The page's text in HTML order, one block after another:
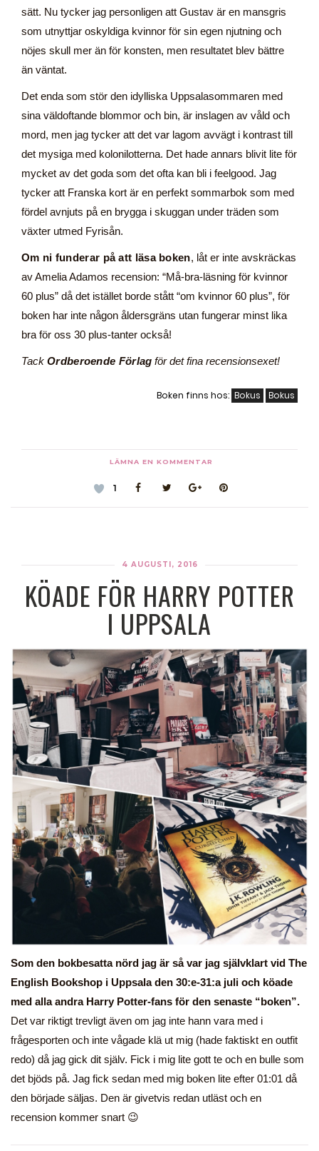
sätt. Nu tycker jag personligen att Gustav är en mansgris
som utnyttjar oskyldiga kvinnor för sin egen njutning och
nöjes skull mer än för konsten, men resultatet blev bättre
än väntat.
Det enda som stör den idylliska Uppsalasommaren med
sina väldoftande blommor och bin, är inslagen av våld och
mord, men jag tycker att det var lagom avvägt i kontrast till
det mysiga med kolonilotterna. Det hade annars blivit lite för
mycket av det goda som det ofta kan bli i feelgood. Jag
tycker att Franska kort är en perfekt sommarbok som med
fördel avnjuts på en brygga i skuggan under träden som
växter utmed Fyrisån.
Om ni funderar på att läsa boken, låt er inte avskräckas
av Amelia Adamos recension: “Må-bra-läsning för kvinnor
60 plus” då det istället borde stått “om kvinnor 60 plus”, för
boken har inte någon åldersgräns utan fungerar minst lika
bra för oss 30 plus-tanter också!
Tack Ordberoende Förlag för det fina recensionsexet!
Boken finns hos: Bokus Bokus
LÄMNA EN KOMMENTAR
1
4 AUGUSTI, 2016
KÖADE FÖR HARRY POTTER
I UPPSALA
Som den bokbesatta nörd jag är så var jag självklart vid The
English Bookshop i Uppsala den 30:e-31:a juli och köade
med alla andra Harry Potter-fans för den senaste “boken”.
Det var riktigt trevligt även om jag inte hann vara med i
frågesporten och inte vågade klä ut mig (hade faktiskt en outfit
redo) då jag gick dit själv. Fick i mig lite gott te och en bulle som
det bjöds på. Jag fick sedan med mig boken lite efter 01:01 då
den började säljas. Den är givetvis redan utläst och en
recension kommer snart 😉